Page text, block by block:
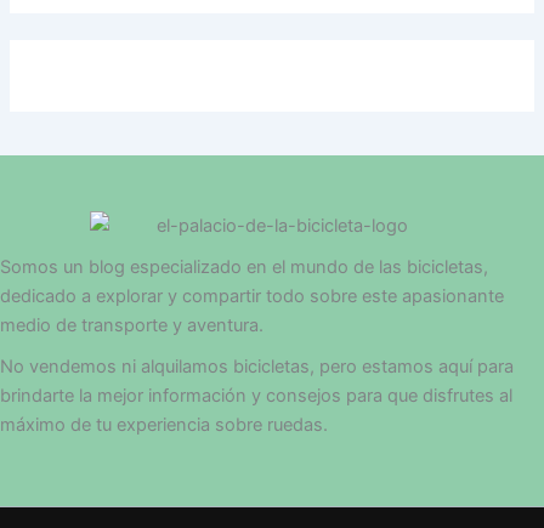
Somos un blog especializado en el mundo de las bicicletas,
dedicado a explorar y compartir todo sobre este apasionante
medio de transporte y aventura.
No vendemos ni alquilamos bicicletas, pero estamos aquí para
brindarte la mejor información y consejos para que disfrutes al
máximo de tu experiencia sobre ruedas.